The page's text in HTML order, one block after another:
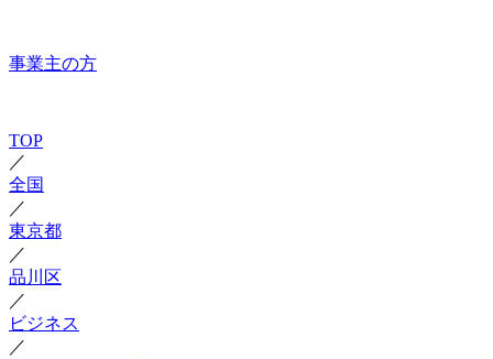
事業主の方
TOP
／
全国
／
東京都
／
品川区
／
ビジネス
／